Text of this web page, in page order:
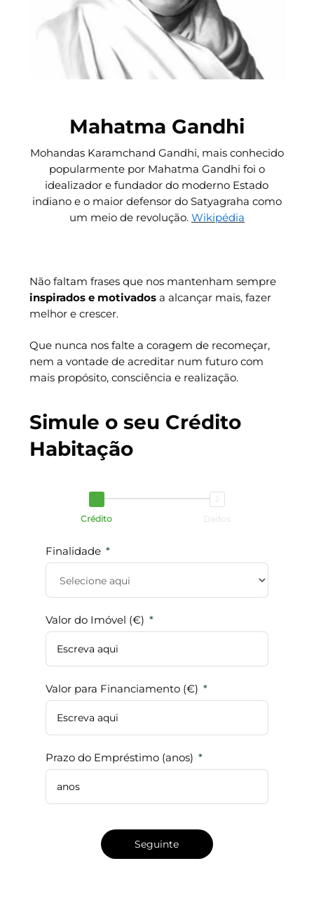
Mahatma Gandhi
Mohandas Karamchand Gandhi, mais conhecido
popularmente por Mahatma Gandhi foi o
idealizador e fundador do moderno Estado
indiano e o maior defensor do Satyagraha como
um meio de revolução. Wikipédia
Não faltam frases que nos mantenham sempre
inspirados e motivadosa alcançar mais, fazer
melhor e crescer.
Que nunca nos falte a coragem de recomeçar,
nem a vontade de acreditar num futuro com
mais propósito, consciência e realização.
Simule o seu Crédito
Habitação
Crédito Dados
Finalidade
Valor do Imóvel (€)
Valor para Financiamento (€)
Prazo do Empréstimo (anos)
Seguinte